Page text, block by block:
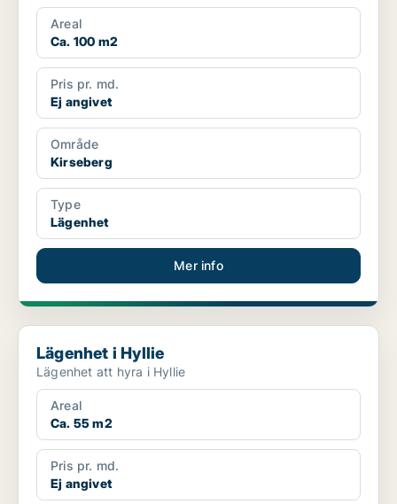
Areal
Ca. 100 m2
Pris pr. md.
Ej angivet
Område
Kirseberg
Type
Lägenhet
Mer info
Lägenhet i Hyllie
Lägenhet i Hyllie
Lägenhet att hyra i Hyllie
Areal
Ca. 55 m2
Pris pr. md.
Ej angivet